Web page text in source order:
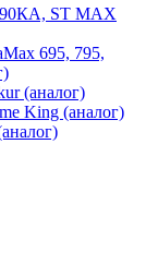
ST MAX
695, 795,
(аналог)
King (аналог)